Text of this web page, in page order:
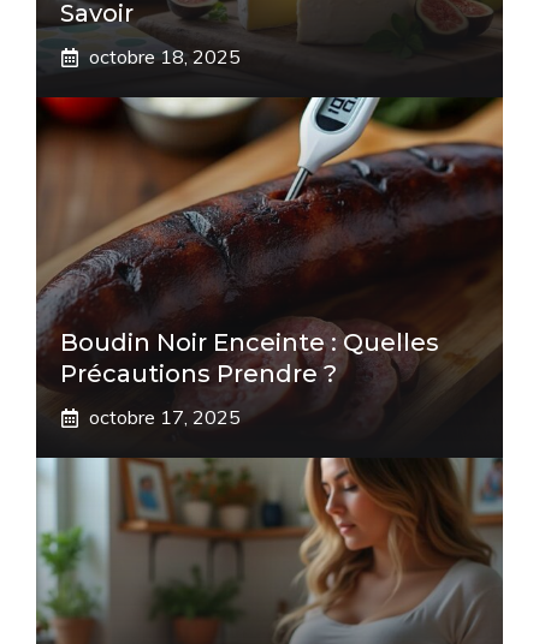
Savoir
octobre 18, 2025
Boudin Noir Enceinte : Quelles
Précautions Prendre ?
octobre 17, 2025